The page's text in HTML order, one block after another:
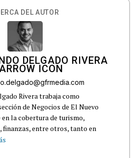
DEL AUTOR
DELGADO RIVERA
Rivera trabaja como
de Negocios de El Nuevo
en la cobertura de turismo,
finanzas, entre otros, tanto en